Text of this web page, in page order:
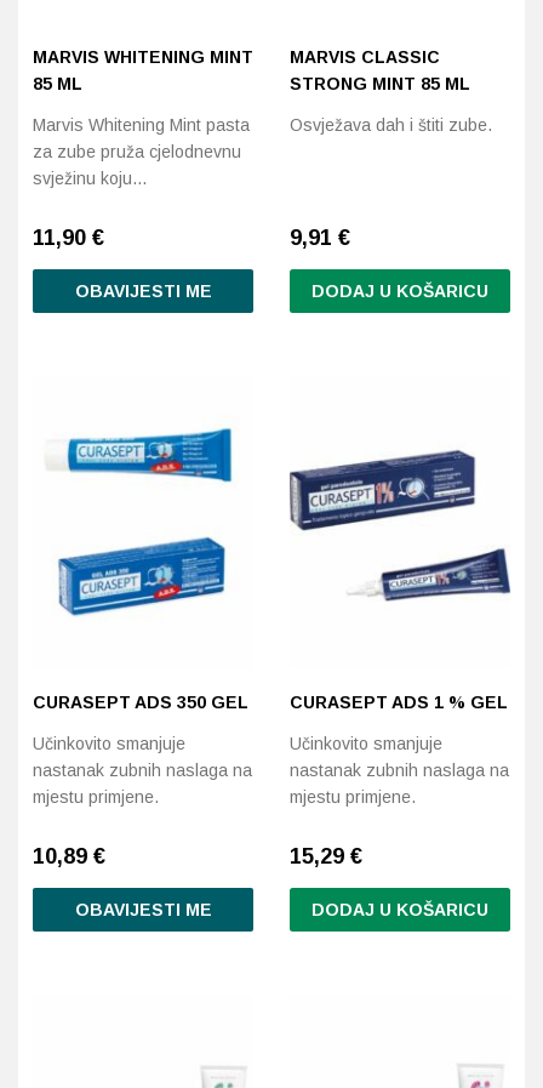
MARVIS WHITENING MINT
85 ML
Marvis Whitening Mint pasta
za zube pruža cjelodnevnu
svježinu koju…
11,90 €
OBAVIJESTI ME
MARVIS CLASSIC
STRONG MINT 85 ML
Osvježava dah i štiti zube.
9,91 €
DODAJ U KOŠARICU
CURASEPT ADS 350 GEL
Učinkovito smanjuje
nastanak zubnih naslaga na
mjestu primjene.
10,89 €
OBAVIJESTI ME
CURASEPT ADS 1 % GEL
Učinkovito smanjuje
nastanak zubnih naslaga na
mjestu primjene.
15,29 €
DODAJ U KOŠARICU